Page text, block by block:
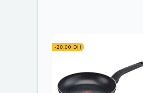
-20,00 DH